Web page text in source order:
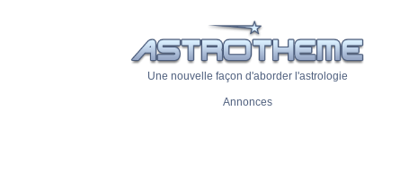
Une nouvelle façon d'aborder l'astrologie
Annonces